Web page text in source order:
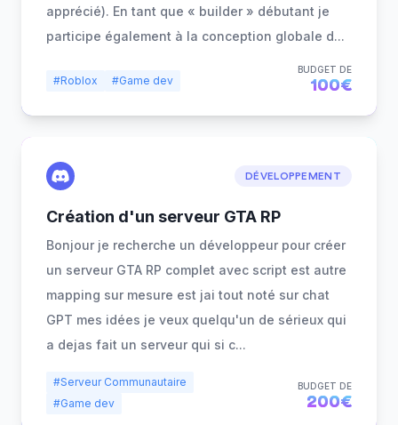
apprécié). En tant que « builder » débutant je
participe également à la conception globale d...
#Roblox #Game dev
BUDGET DE
100€
DÉVELOPPEMENT
Création d'un serveur GTA RP
Bonjour je recherche un développeur pour créer
un serveur GTA RP complet avec script est autre
mapping sur mesure est jai tout noté sur chat
GPT mes idées je veux quelqu'un de sérieux qui
a dejas fait un serveur qui si c...
#Serveur Communautaire
#Game dev
BUDGET DE
200€